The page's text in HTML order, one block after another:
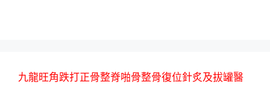
九龍旺角跌打正骨整脊啪骨整骨復位針炙及拔罐醫